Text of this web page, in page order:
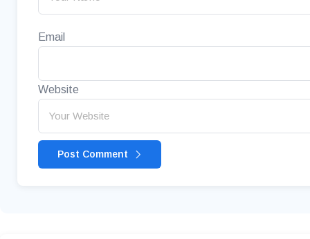
Email
Website
Post Comment